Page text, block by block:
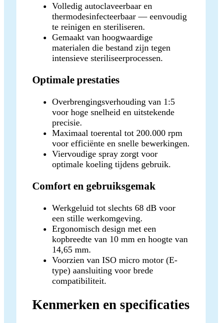
Volledig autoclaveerbaar en
thermodesinfecteerbaar — eenvoudig
te reinigen en steriliseren.
Gemaakt van hoogwaardige
materialen die bestand zijn tegen
intensieve steriliseerprocessen.
Optimale prestaties
Overbrengingsverhouding van 1:5
voor hoge snelheid en uitstekende
precisie.
Maximaal toerental tot 200.000 rpm
voor efficiënte en snelle bewerkingen.
Viervoudige spray zorgt voor
optimale koeling tijdens gebruik.
Comfort en gebruiksgemak
Werkgeluid tot slechts 68 dB voor
een stille werkomgeving.
Ergonomisch design met een
kopbreedte van 10 mm en hoogte van
14,65 mm.
Voorzien van ISO micro motor (E-
type) aansluiting voor brede
compatibiliteit.
Kenmerken en specificaties